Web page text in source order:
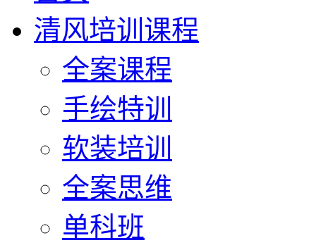
清风培训课程
全案课程
手绘特训
软装培训
全案思维
单科班